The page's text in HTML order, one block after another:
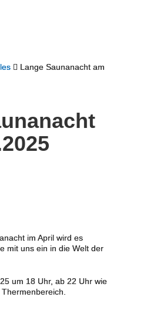
Lange Saunanacht am
im April wird es
mit uns ein in die Welt der
um 18 Uhr, ab 22 Uhr wie